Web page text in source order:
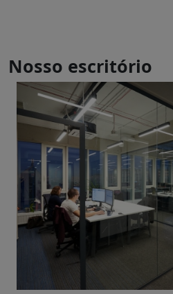
Nosso escritório